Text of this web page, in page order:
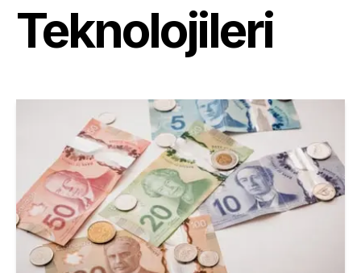
Teknolojileri